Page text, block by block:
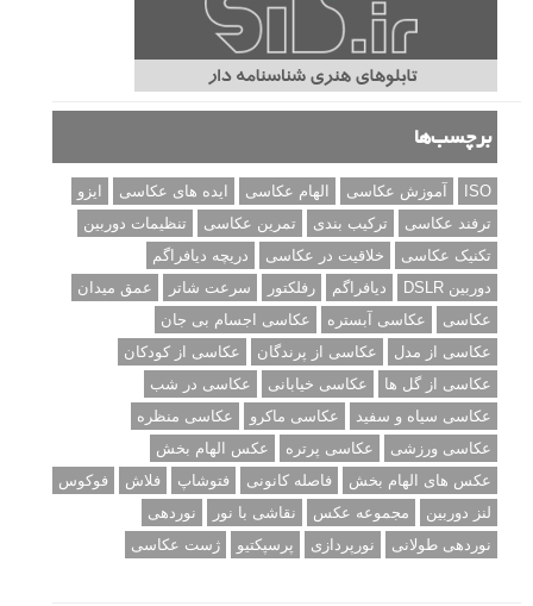
برچسب‌ها
ISO آموزش عکاسی الهام عکاسی ایده های عکاسی
ایزو
ترفند عکاسی
ترکیب بندی تمرین عکاسی
تنظیمات دوربین
تکنیک عکاسی
خلاقیت در عکاسی
دریچه دیافراگم
دوربین DSLR
دیافراگم رفلکتور سرعت شاتر
عمق میدان
عکاسی
عکاسی آبستره
عکاسی اجسام بی جان
عکاسی از مدل
عکاسی از پرندگان
عکاسی از کودکان
عکاسی از گل ها
عکاسی خیابانی
عکاسی در شب
عکاسی سیاه و سفید
عکاسی ماکرو
عکاسی منظره
عکاسی ورزشی
عکاسی پرتره
عکس الهام بخش
عکس های الهام بخش
فاصله کانونی فتوشاپ فلاش
فوکوس
لنز دوربین
مجموعه عکس نقاشی با نور
نوردهی
نوردهی طولانی
نورپردازی پرسپکتیو ژست عکاسی